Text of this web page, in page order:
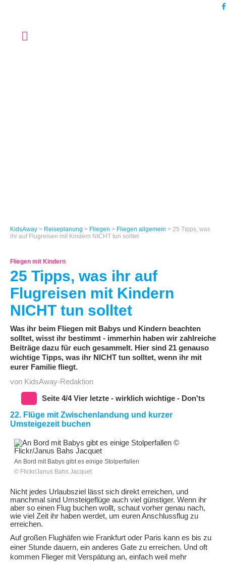
KidsAway > Reiseplanung > Fliegen > Fliegen allgemein > 25 Tipps, was
ihr auf Flugreisen mit Kindern NICHT tun solltet
Fliegen mit Kindern
25 Tipps, was ihr auf
Flugreisen mit Kindern
NICHT tun solltet
Was ihr beim Fliegen mit Babys und Kindern beachten
solltet, wisst ihr bestimmt - immerhin haben wir zahlreiche
Beiträge dazu für euch gesammelt. Hier sind 21 genauso
wichtige Tipps, was ihr NICHT tun solltet, wenn ihr mit
eurer Familie fliegt.
von KidsAway-Redaktion
Seite 4/4 Vier letzte - wirklich wichtige - Don'ts
22. Flüge mit Zwischenlandung und kurzer
Umsteigezeit buchen
An Bord mit Babys gibt es einige Stolperfallen
© Flickr/Janus Bahs Jacquet
Nicht jedes Urlaubsziel lässt sich direkt erreichen, und
manchmal sind Umsteigeflüge auch viel günstiger. Wenn ihr
aber so einen Flug buchen wollt, schaut vorher genau nach,
wie viel Zeit ihr haben werdet, um euren Anschlussflug zu
erreichen.
Auf großen Flughäfen wie Frankfurt oder Paris kann es bis zu
einer Stunde dauern, ein anderes Gate zu erreichen. Und oft
kommen Flieger mit Verspätung an, einfach weil mehr